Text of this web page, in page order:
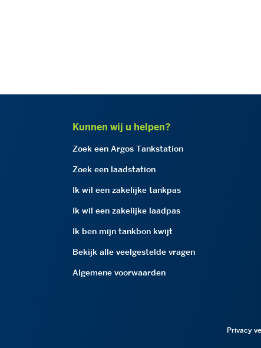
Kunnen wij u helpen?
Zoek een Argos Tankstation
Zoek een laadstation
Ik wil een zakelijke tankpas
Ik wil een zakelijke laadpas
Ik ben mijn tankbon kwijt
Bekijk alle veelgestelde vragen
Algemene voorwaarden
Privacy